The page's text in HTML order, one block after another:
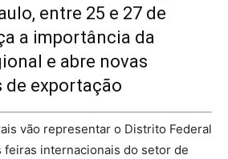
entre 25 e 27 de
a importância da
e abre novas
exportação
vão representar o Distrito Federal
feiras internacionais do setor de